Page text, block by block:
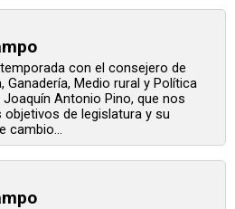
con el consejero de
Ganadería, Medio rural y Política
Joaquín Antonio Pino, que nos
objetivos de legislatura y su
cambio...